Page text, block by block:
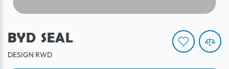
BYD SEAL
DESIGN RWD